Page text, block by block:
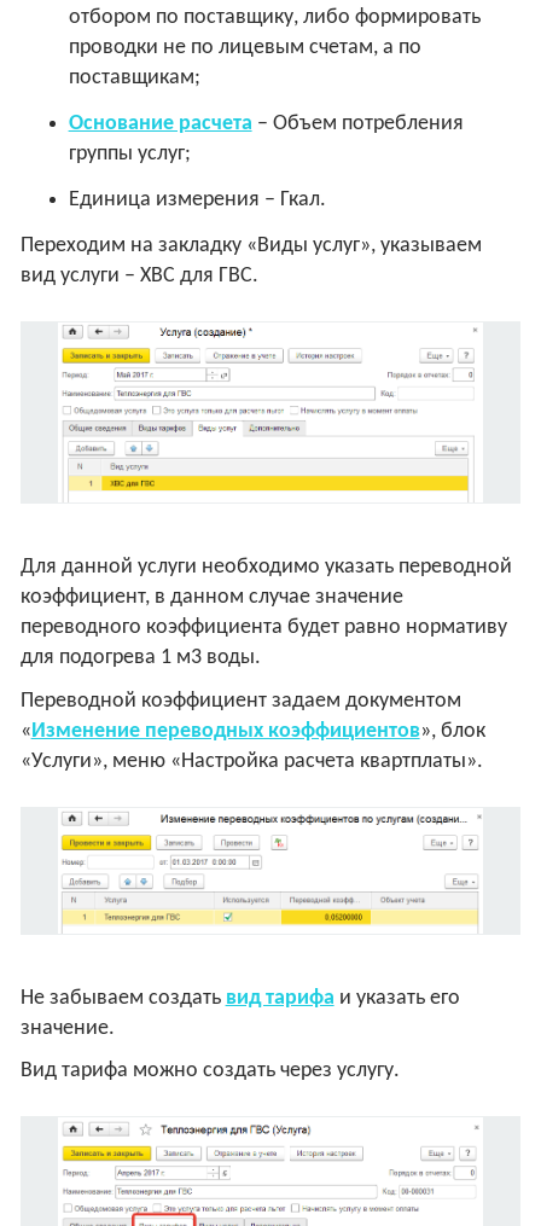
отбором по поставщику, либо формировать
проводки не по лицевым счетам, а по
поставщикам;
Основание расчета – Объем потребления
группы услуг;
Единица измерения – Гкал.
Переходим на закладку «Виды услуг», указываем
вид услуги – ХВС для ГВС.
Для данной услуги необходимо указать переводной
коэффициент, в данном случае значение
переводного коэффициента будет равно нормативу
для подогрева 1 м3 воды.
Переводной коэффициент задаем документом
« Изменение переводных коэффициентов», блок
«Услуги», меню «Настройка расчета квартплаты».
Не забываем создать вид тарифа и указать его
значение.
Вид тарифа можно создать через услугу.